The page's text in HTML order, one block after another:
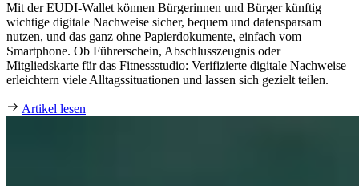
Mit der EUDI-Wallet können Bürgerinnen und Bürger künftig
wichtige digitale Nachweise sicher, bequem und datensparsam
nutzen, und das ganz ohne Papierdokumente, einfach vom
Smartphone. Ob Führerschein, Abschlusszeugnis oder
Mitgliedskarte für das Fitnessstudio: Verifizierte digitale Nachweise
erleichtern viele Alltagssituationen und lassen sich gezielt teilen.
Artikel lesen